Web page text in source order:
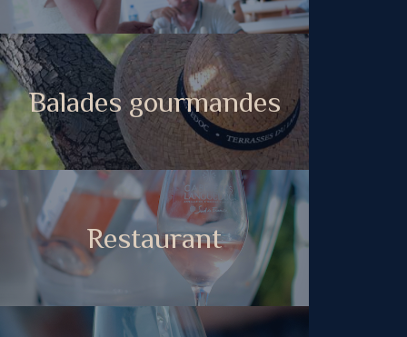
Balades gourmandes
Restaurant